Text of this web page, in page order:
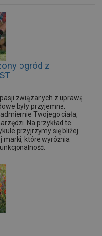
ogród z
związanych z uprawą
były przyjemne,
Twojego ciała,
Na przykład te
przyjrzymy się bliżej
marki, które wyróżnia